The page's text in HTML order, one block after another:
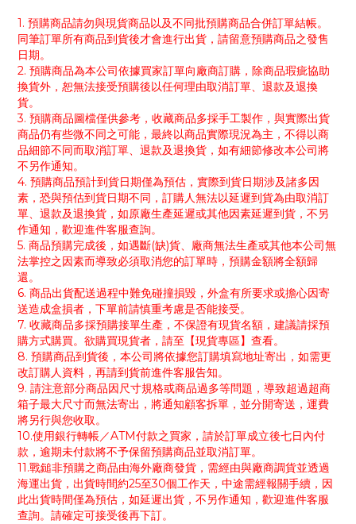
1. 預購商品請勿與現貨商品以及不同批預購商品合併訂單結帳。
同筆訂單所有商品到貨後才會進行出貨，請留意預購商品之發售
日期。
2. 預購商品為本公司依據買家訂單向廠商訂購，除商品瑕疵協助
換貨外，恕無法接受預購後以任何理由取消訂單、退款及退換
貨。
3. 預購商品圖檔僅供參考，收藏商品多採手工製作，與實際出貨
商品仍有些微不同之可能，最終以商品實際現況為主，不得以商
品細節不同而取消訂單、退款及退換貨，如有細節修改本公司將
不另作通知。
4. 預購商品預計到貨日期僅為預估，實際到貨日期涉及諸多因
素，恐與預估到貨日期不同，訂購人無法以延遲到貨為由取消訂
單、退款及退換貨，如原廠生產延遲或其他因素延遲到貨，不另
作通知，歡迎進件客服查詢。
5. 商品預購完成後，如遇斷(缺)貨、廠商無法生產或其他本公司無
法掌控之因素而導致必須取消您的訂單時，預購金額將全額歸
還。
6. 商品出貨配送過程中難免碰撞損毀，外盒有所要求或擔心因寄
送造成盒損者，下單前請慎重考慮是否能接受。
7. 收藏商品多採預購接單生產，不保證有現貨名額，建議請採預
購方式購買。欲購買現貨者，請至【現貨專區】查看。
8. 預購商品到貨後，本公司將依據您訂購填寫地址寄出，如需更
改訂購人資料，再請到貨前進件客服告知。
9. 請注意部分商品因尺寸規格或商品過多等問題，導致超過超商
箱子最大尺寸而無法寄出，將通知顧客拆單，並分開寄送，運費
將另行與您收取。
10.使用銀行轉帳／ATM付款之買家，請於訂單成立後七日內付
款，逾期未付款將不予保留預購商品並取消訂單。
11.戰鎚非預購之商品由海外廠商發貨，需經由與廠商調貨並透過
海運出貨，出貨時間約25至30個工作天，中途需經報關手續，因
此出貨時間僅為預估，如延遲出貨，不另作通知，歡迎進件客服
查詢。請確定可接受後再下訂。